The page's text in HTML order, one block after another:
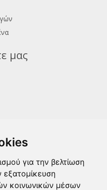
για την βελτίωση
εξατομίκευση
κοινωνικών μέσων
μας